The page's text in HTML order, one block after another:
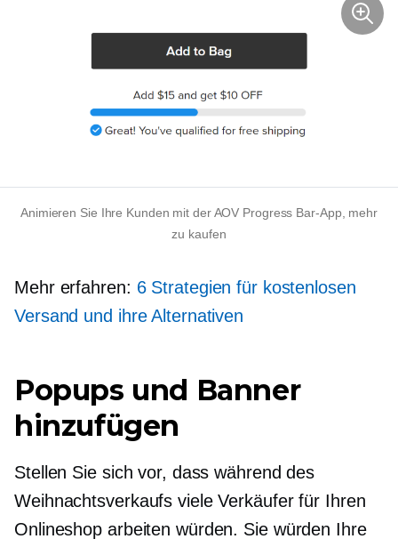
Animieren Sie Ihre Kunden mit der AOV Progress Bar-App, mehr
zu kaufen
Mehr erfahren: 6 Strategien für kostenlosen
Versand und ihre Alternativen
Popups und Banner
hinzufügen
Stellen Sie sich vor, dass während des
Weihnachtsverkaufs viele Verkäufer für Ihren
Onlineshop arbeiten würden. Sie würden Ihre